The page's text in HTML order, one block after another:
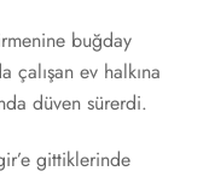
buğday
çalışan ev halkına
düven sürerdi.
gittiklerinde